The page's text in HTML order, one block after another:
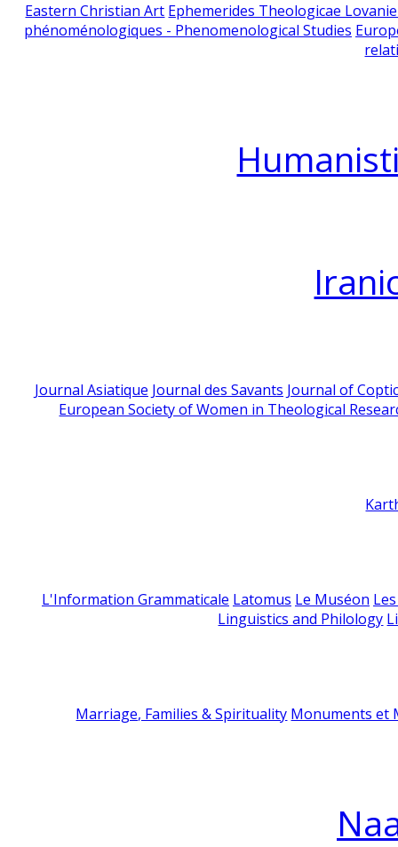
Eastern Christian Art Ephemerides Theologicae
phénoménologiques - Phenomenological Studies
Journal Asiatique Journal des Savants Journal of
European Society of Women in Theological
L'Information Grammaticale Latomus Le Muséon
Linguistics and Philology
Marriage, Families & Spirituality Monuments et